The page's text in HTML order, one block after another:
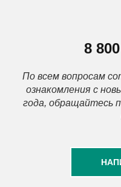
8
По всем вопросам
ознакомления с
года, обращайтесь